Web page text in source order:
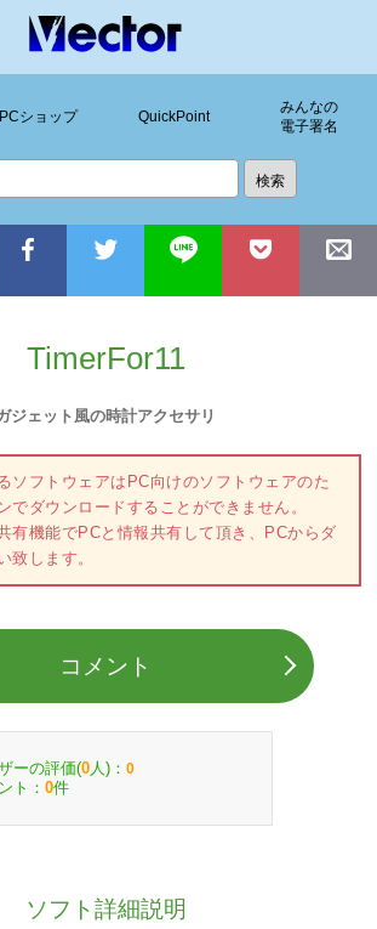
PCショップ QuickPoint
みんなの
電子署名
TimerFor11
ジェット風の時計アクセサリ
ソフトウェアはPC向けのソフトウェアのた
でダウンロードすることができません。
有機能でPCと情報共有して頂き、PCからダ
致します。
コメント
ーの評価(0 人)： 0
ト： 0件
ソフト詳細説明